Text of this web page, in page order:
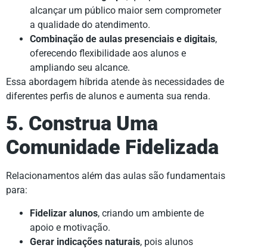
alcançar um público maior sem comprometer
a qualidade do atendimento.
Combinação de aulas presenciais e digitais,
oferecendo flexibilidade aos alunos e
ampliando seu alcance.
Essa abordagem híbrida atende às necessidades de
diferentes perfis de alunos e aumenta sua renda.
5. Construa Uma
Comunidade Fidelizada
Relacionamentos além das aulas são fundamentais
para:
Fidelizar alunos, criando um ambiente de
apoio e motivação.
Gerar indicações naturais, pois alunos